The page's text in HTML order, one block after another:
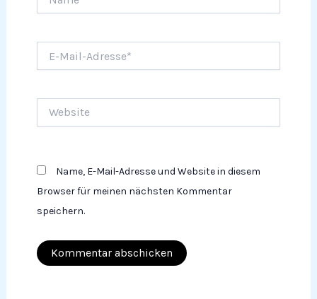
Mail-
Name, E-Mail-Adresse und Website in diesem
Browser für meinen nächsten Kommentar
speichern.